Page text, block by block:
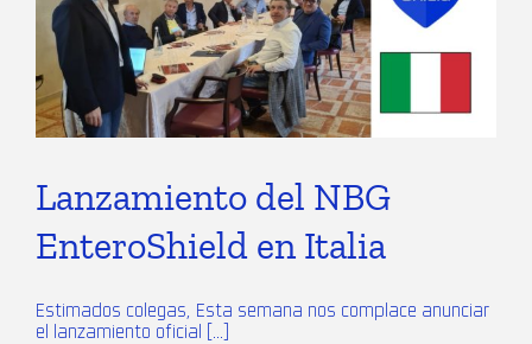
Lanzamiento del NBG
EnteroShield en Italia
Estimados colegas, Esta semana nos complace anunciar
el lanzamiento oficial [...]